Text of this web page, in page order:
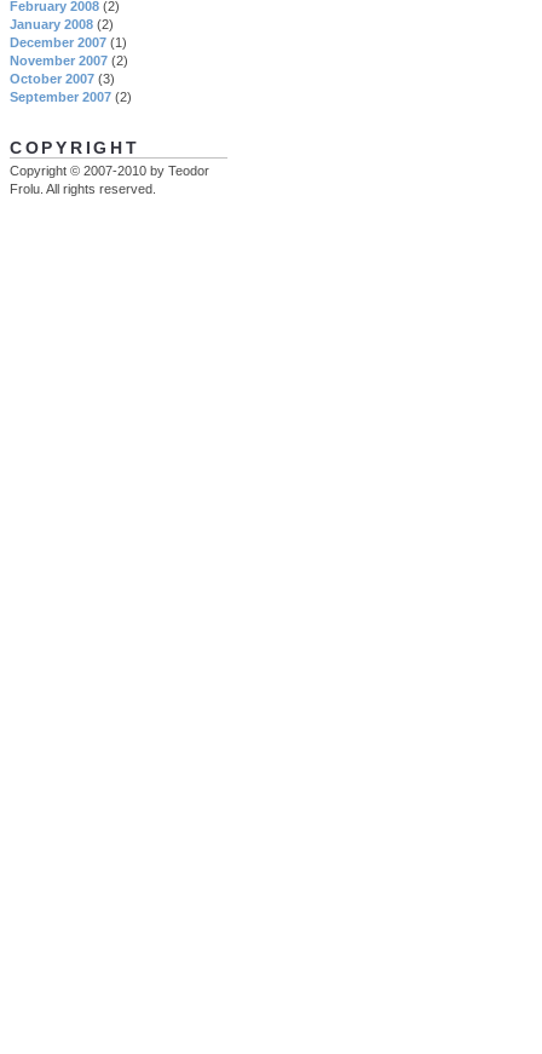
February 2008 (2)
January 2008 (2)
December 2007 (1)
November 2007 (2)
October 2007 (3)
September 2007 (2)
COPYRIGHT
Copyright © 2007-2010 by Teodor
Frolu. All rights reserved.